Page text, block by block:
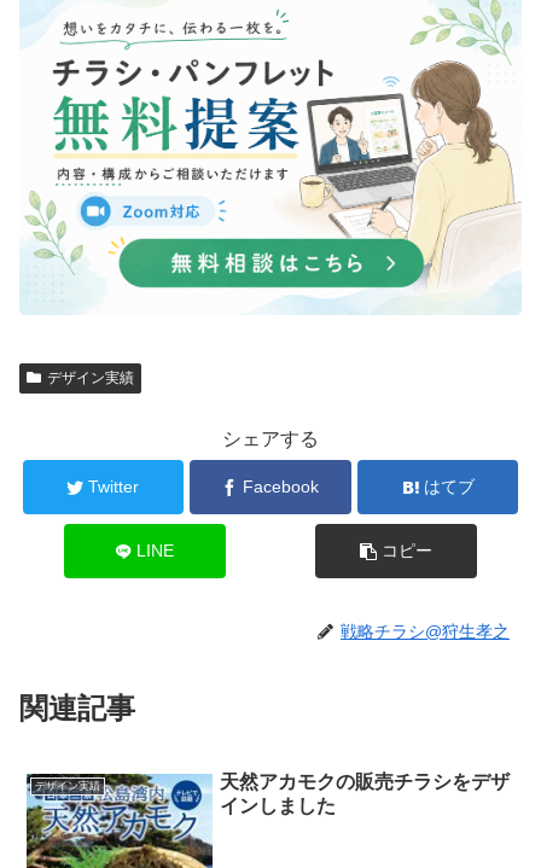
デザイン実績
シェアする
Twitter Facebook はてブ
LINE コピー
戦略チラシ@狩生孝之
関連記事
デザイン実績
天然アカモクの販売チラシをデザ
インしました